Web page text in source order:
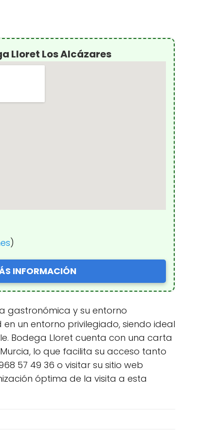
Lloret Los Alcázares
)
INFORMACIÓN
gastronómica y su entorno
un entorno privilegiado, siendo ideal
Bodega Lloret cuenta con una carta
lo que facilita su acceso tanto
57 49 36 o visitar su sitio web
óptima de la visita a esta